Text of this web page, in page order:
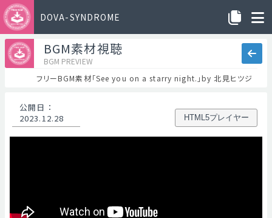
DOVA-SYNDROME
BGM素材視聴
BGM PREVIEW
フリーBGM素材「See you on a starry night.」by 北見ヒツジ
公開日 ：
2023.12.28
HTML5プレイヤー